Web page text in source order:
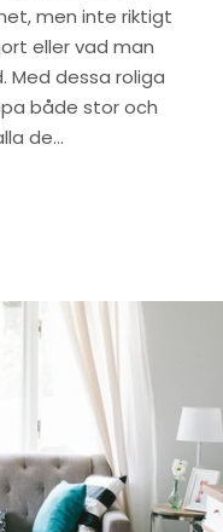
men inte riktigt
eller vad man
Med dessa roliga
både stor och
de…